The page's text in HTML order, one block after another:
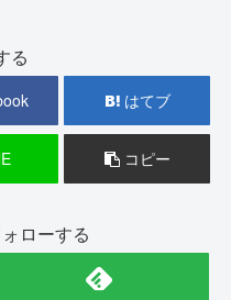
る
はてブ
コピー
ローする